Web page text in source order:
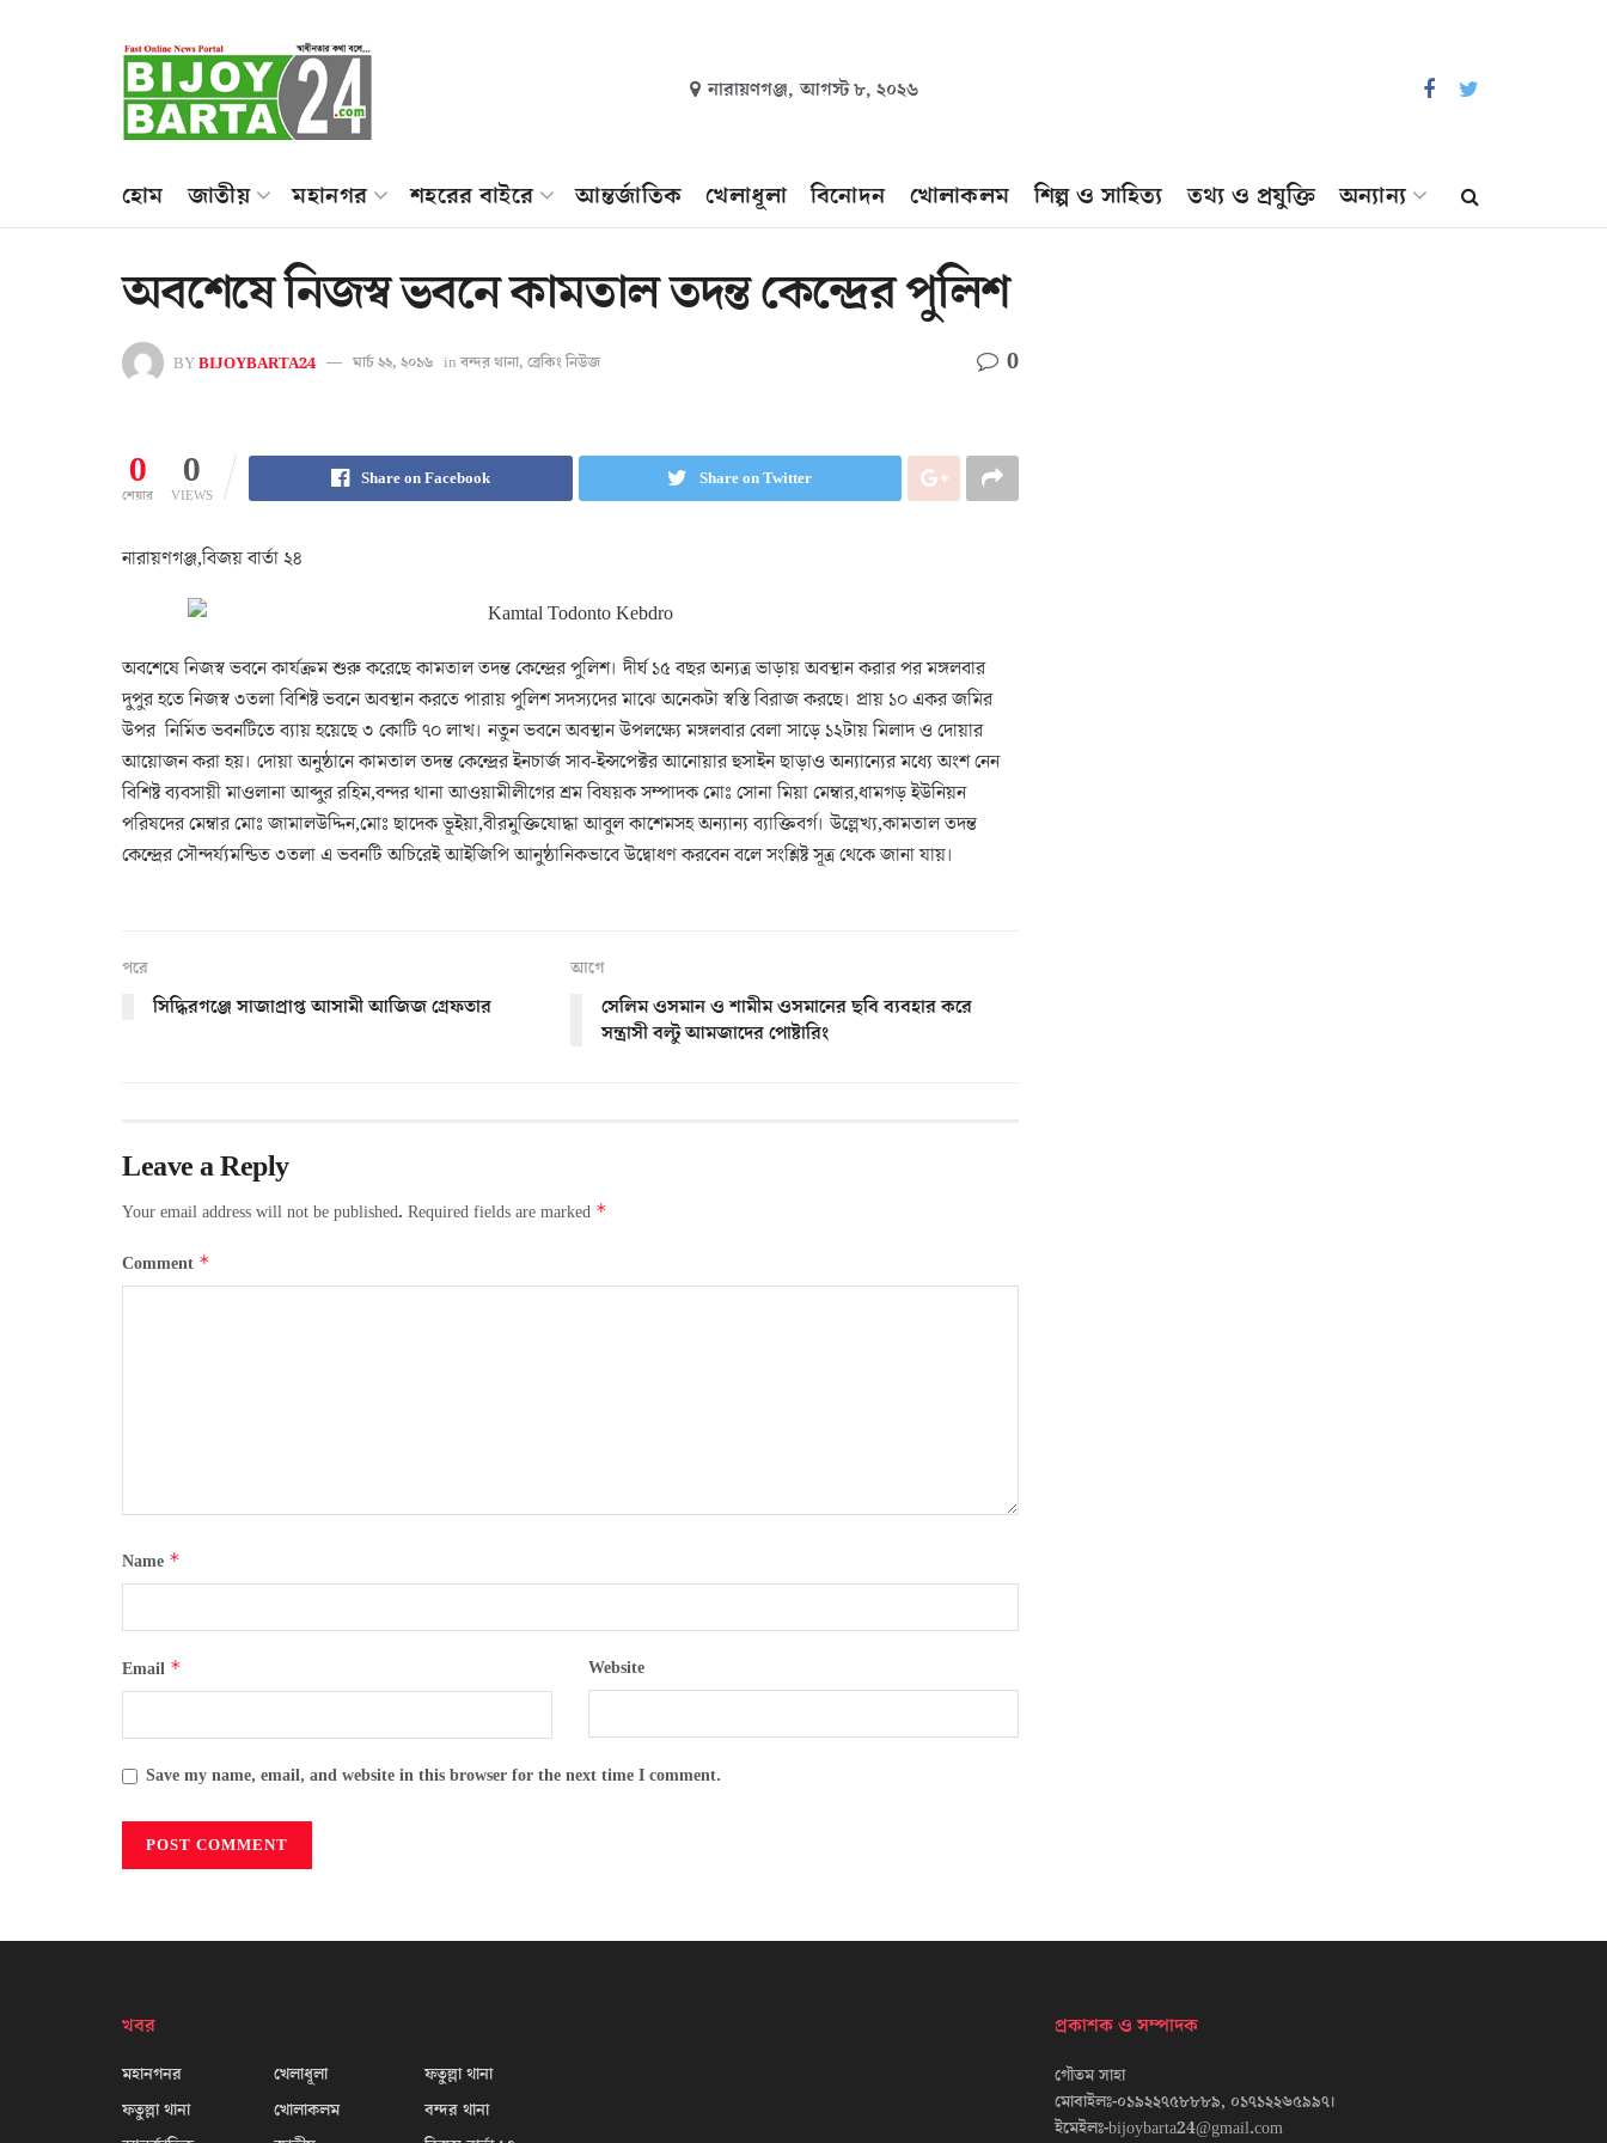
নারায়ণগঞ্জ, আগস্ট ৮, ২০২৬
হোম জাতীয় মহানগর শহরের বাইরে আন্তর্জাতিক খেলাধূলা বিনোদন খোলাকলম শিল্প ও সাহিত্য তথ্য ও প্রযুক্তি অন্যান্য
অবশেষে নিজস্ব ভবনে কামতাল তদন্ত কেন্দ্রের পুলিশ
BYBIJOYBARTA24 মার্চ ২২, ২০১৬ in বন্দর থানা, ব্রেকিং নিউজ 0
0
শেয়ার
0
VIEWS
Share on Facebook Share on Twitter
নারায়ণগঞ্জ,বিজয় বার্তা ২৪
অবশেষে নিজস্ব ভবনে কার্যক্রম শুরু করেছে কামতাল তদন্ত কেন্দ্রের পুলিশ। দীর্ঘ ১৫ বছর অন্যত্র ভাড়ায় অবস্থান করার পর মঙ্গলবার
দুপুর হতে নিজস্ব ৩তলা বিশিষ্ট ভবনে অবস্থান করতে পারায় পুলিশ সদস্যদের মাঝে অনেকটা স্বস্তি বিরাজ করছে। প্রায় ১০ একর জমির
উপর নির্মিত ভবনটিতে ব্যায় হয়েছে ৩ কোটি ৭০ লাখ। নতুন ভবনে অবস্থান উপলক্ষ্যে মঙ্গলবার বেলা সাড়ে ১২টায় মিলাদ ও দোয়ার
আয়োজন করা হয়। দোয়া অনুষ্ঠানে কামতাল তদন্ত কেন্দ্রের ইনচার্জ সাব-ইন্সপেক্টর আনোয়ার হুসাইন ছাড়াও অন্যান্যের মধ্যে অংশ নেন
বিশিষ্ট ব্যবসায়ী মাওলানা আব্দুর রহিম,বন্দর থানা আওয়ামীলীগের শ্রম বিষয়ক সম্পাদক মোঃ সোনা মিয়া মেম্বার,ধামগড় ইউনিয়ন
পরিষদের মেম্বার মোঃ জামালউদ্দিন,মোঃ ছাদেক ভূইয়া,বীরমুক্তিযোদ্ধা আবুল কাশেমসহ অন্যান্য ব্যাক্তিবর্গ। উল্লেখ্য,কামতাল তদন্ত
কেন্দ্রের সৌন্দর্য্যমন্ডিত ৩তলা এ ভবনটি অচিরেই আইজিপি আনুষ্ঠানিকভাবে উদ্বোধণ করবেন বলে সংশ্লিষ্ট সূত্র থেকে জানা যায়।
পরে
সিদ্ধিরগঞ্জে সাজাপ্রাপ্ত আসামী আজিজ গ্রেফতার
আগে
সেলিম ওসমান ও শামীম ওসমানের ছবি ব্যবহার করে
সন্ত্রাসী বল্টু আমজাদের পোষ্টারিং
Leave a Reply
Your email address will not be published. Required fields are marked *
Comment *
Name *
Email * Website
Save my name, email, and website in this browser for the next time I comment.
খবর
মহানগনর
ফতুল্লা থানা
খেলাধূলা
খোলাকলম
ফতুল্লা থানা
বন্দর থানা
প্রকাশক ও সম্পাদক
গৌতম সাহা
মোবাইলঃ-০১৯২২৭৫৮৮৮৯, ০১৭১২২৬৫৯৯৭।
ইমেইলঃ-bijoybarta24@gmail.com